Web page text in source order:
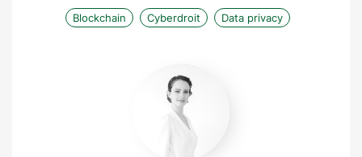
Blockchain Cyberdroit Data privacy
Carine
Allaz